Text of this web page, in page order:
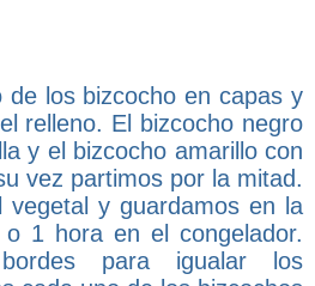
de los bizcocho en capas y
relleno. El bizcocho negro
y el bizcocho amarillo con
vez partimos por la mitad.
vegetal y guardamos en la
1 hora en el congelador.
para igualar los